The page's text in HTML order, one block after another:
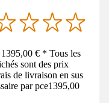
€ * Tous les
sont des prix
de livraison en sus
par pce1395,00